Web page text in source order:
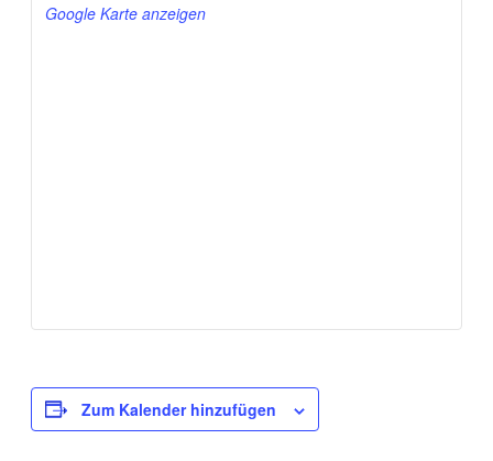
Google Karte anzeigen
Zum Kalender hinzufügen